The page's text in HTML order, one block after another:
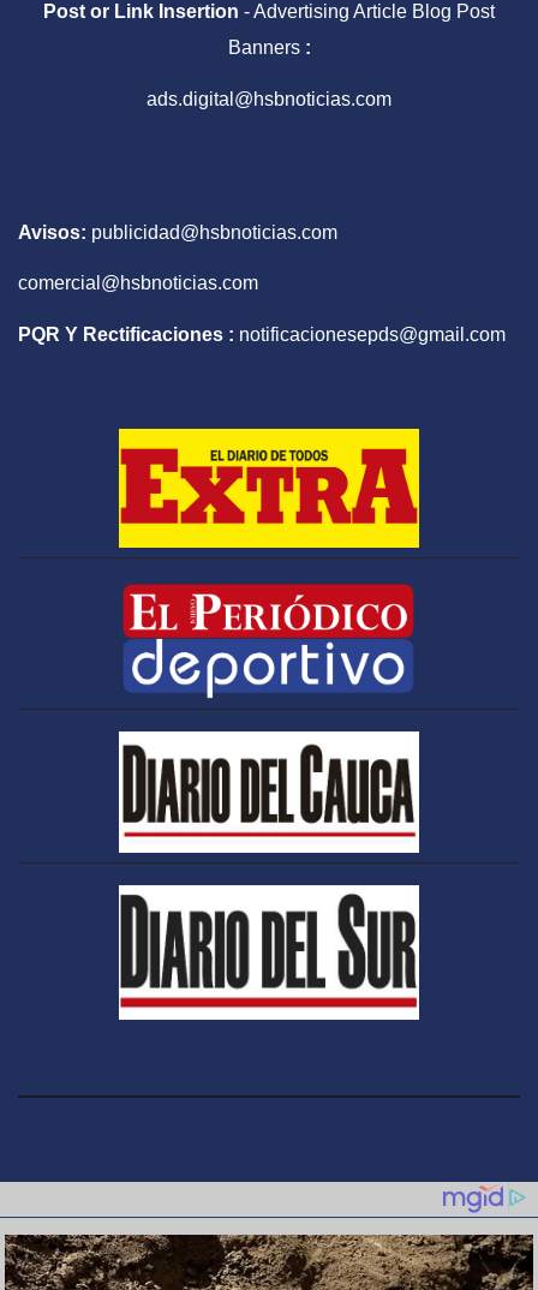
Post or Link Insertion - Advertising Article Blog Post
Banners :
ads.digital@hsbnoticias.com
Avisos: publicidad@hsbnoticias.com
comercial@hsbnoticias.com
PQR Y Rectificaciones : notificacionesepds@gmail.com